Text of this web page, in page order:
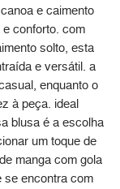
e caimento
conforto. com
solto, esta
e versátil. a
enquanto o
à peça. ideal
blusa é a escolha
um toque de
manga com gola
se encontra com